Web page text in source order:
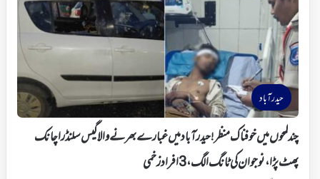
حیدرآباد
چند لمحوں میں خوفناک منظر!حیدرآباد میں غبارے بھرنے والا گیس سلنڈر اچانک
پھٹ پڑا، نوجوان کی ٹانگ الگ، 3 افراد زخمی